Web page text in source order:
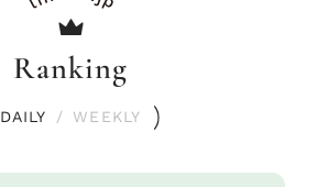
Ranking
DAILY / WEEKLY